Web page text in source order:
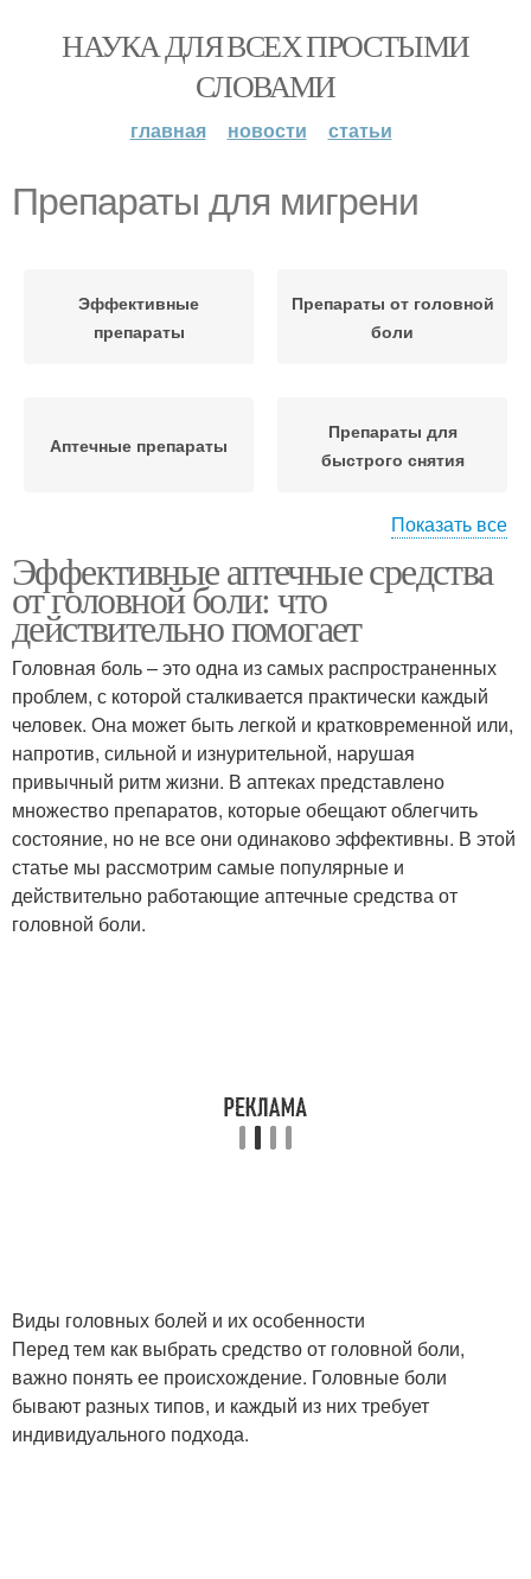
НАУКА ДЛЯ ВСЕХ ПРОСТЫМИ
СЛОВАМИ
главная новости статьи
Препараты для мигрени
Эффективные
препараты
Препараты от головной
боли
Аптечные препараты
Препараты для
быстрого снятия
Препараты для лечения
препараты
Препараты для снятия Основные препараты
Препараты от мигрени
Специфические
препараты
Показать все
Эффективные аптечные средства
от головной боли: что
действительно помогает
Головная боль – это одна из самых распространенных
проблем, с которой сталкивается практически каждый
человек. Она может быть легкой и кратковременной или,
напротив, сильной и изнурительной, нарушая
привычный ритм жизни. В аптеках представлено
множество препаратов, которые обещают облегчить
состояние, но не все они одинаково эффективны. В этой
статье мы рассмотрим самые популярные и
действительно работающие аптечные средства от
головной боли.
Виды головных болей и их особенности
Перед тем как выбрать средство от головной боли,
важно понять ее происхождение. Головные боли
бывают разных типов, и каждый из них требует
индивидуального подхода.